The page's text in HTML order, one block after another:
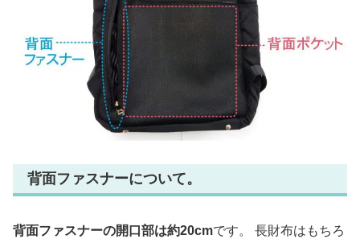
背面ファスナーについて。
背面ファスナーの開口部は約20cmです。 長財布はもちろ